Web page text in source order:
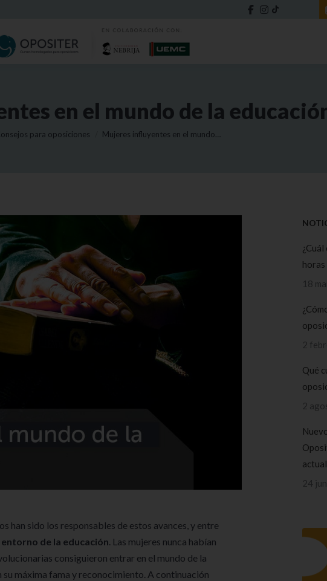
en el mundo de la
para oposiciones Mujeres influyentes en el mundo…
han sido los responsables de estos avances, y entre
de la educación. Las mujeres nunca habían
consiguieron entrar en el mundo de la
máxima fama y reconocimiento. A continuación
horas
18
2
Qué
2
24